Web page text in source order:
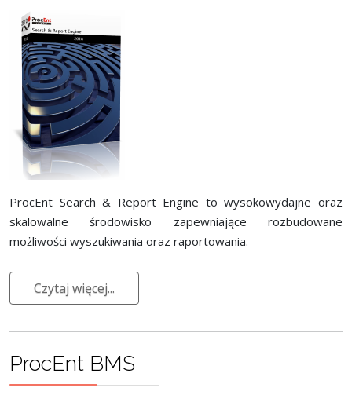
ProcEnt Search & Report Engine to wysokowydajne oraz
skalowalne środowisko zapewniające rozbudowane
możliwości wyszukiwania oraz raportowania.
Czytaj więcej...
ProcEnt BMS